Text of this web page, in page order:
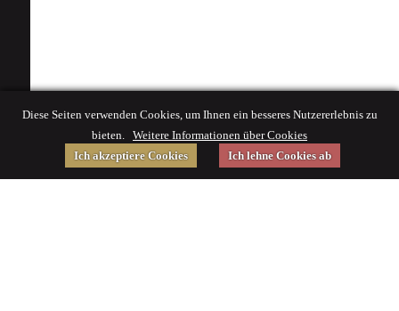
Diese Seiten verwenden Cookies, um Ihnen ein besseres Nutzererlebnis zu
bieten. Weitere Informationen über Cookies
Ich akzeptiere Cookies
Ich lehne Cookies ab